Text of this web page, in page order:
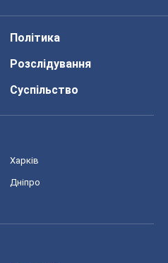
Політика
Розслідування
Суспільство
Харків
Дніпро